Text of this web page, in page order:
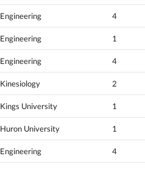
Engineering 4
Engineering 1
Engineering 4
Kinesiology 2
Kings University 1
Huron University 1
Engineering 4